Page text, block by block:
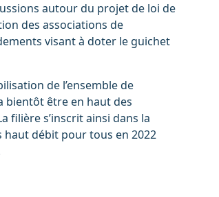
autour du projet de loi de
des associations de
visant à doter le guichet
de l’ensemble de
bientôt être en haut des
filière s’inscrit ainsi dans la
haut débit pour tous en 2022